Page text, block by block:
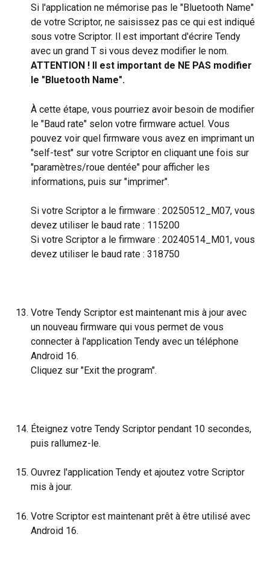
Si l'application ne mémorise pas le "Bluetooth Name"
de votre Scriptor, ne saisissez pas ce qui est indiqué
sous votre Scriptor. Il est important d'écrire Tendy
avec un grand T si vous devez modifier le nom.
ATTENTION ! Il est important de NE PAS modifier
le "Bluetooth Name".
À cette étape, vous pourriez avoir besoin de modifier
le "Baud rate" selon votre firmware actuel. Vous
pouvez voir quel firmware vous avez en imprimant un
"self-test" sur votre Scriptor en cliquant une fois sur
"paramètres/roue dentée" pour afficher les
informations, puis sur "imprimer".
Si votre Scriptor a le firmware : 20250512_M07, vous
devez utiliser le baud rate : 115200
Si votre Scriptor a le firmware : 20240514_M01, vous
devez utiliser le baud rate : 318750
Votre Tendy Scriptor est maintenant mis à jour avec
un nouveau firmware qui vous permet de vous
connecter à l'application Tendy avec un téléphone
Android 16.
Cliquez sur "Exit the program".
Éteignez votre Tendy Scriptor pendant 10 secondes,
puis rallumez-le.
Ouvrez l'application Tendy et ajoutez votre Scriptor
mis à jour.
Votre Scriptor est maintenant prêt à être utilisé avec
Android 16.